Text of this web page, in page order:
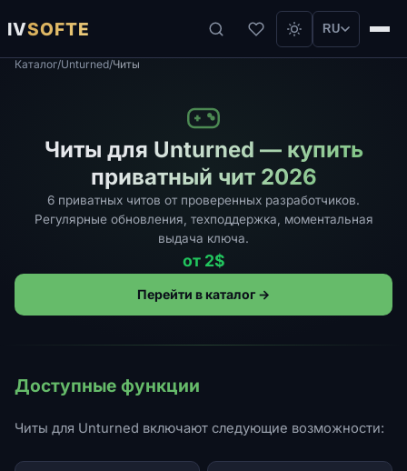
IVSOFTE RU
Каталог/Unturned/Читы
Читы для Unturned — купить
приватный чит 2026
6 приватных читов от проверенных разработчиков.
Регулярные обновления, техподдержка, моментальная
выдача ключа.
от 2$
Перейти в каталог →
Доступные функции
Читы для Unturned включают следующие возможности: